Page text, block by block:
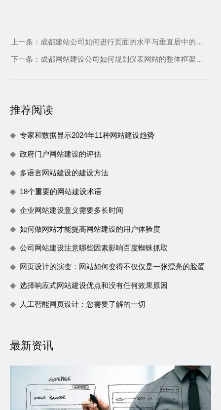
上一条： 成都建站公司如何进行页面的水平与垂直居中的布局设计
下一条： 成都网站建设公司如何规划仪表网站的整体框架和风格设计
推荐阅读
专家和数据显示2024年11种网站建设趋势
政府门户网站建设的评估
多语言网站建设的建设方法
18个重要的网站建设术语
企业网站建设意义需要多长时间
如何做网站才能提高网站建设的用户体验度
公司网站建设注意哪些因素影响百度蜘蛛抓取
网页设计的演变：网站如何变得不仅仅是一张漂亮的脸蛋
选择响应式网站建设优点和没有任何效果原因
人工智能网页设计：您需要了解的一切
最新资讯